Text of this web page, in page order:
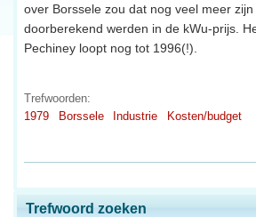
over Borssele zou dat nog veel meer
doorberekend werden in de kWu-prijs.
Pechiney loopt nog tot 1996(!).
Trefwoorden:
1979
Borssele Industrie Kosten/budget
Trefwoord zoeken